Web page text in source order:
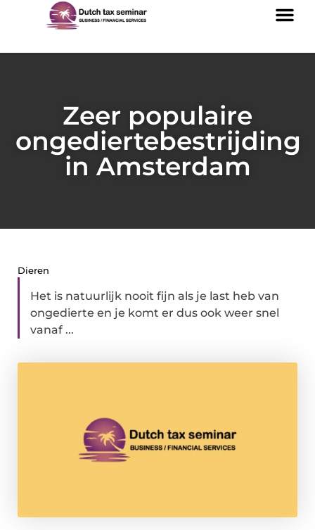
Zeer populaire
ongediertebestrijding
in Amsterdam
Dieren
Het is natuurlijk nooit fijn als je last heb van
ongedierte en je komt er dus ook weer snel
vanaf ...